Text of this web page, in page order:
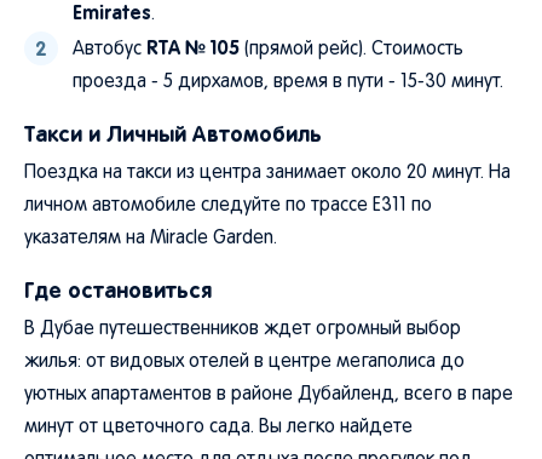
Emirates.
Автобус RTA № 105 (прямой рейс). Стоимость
проезда - 5 дирхамов, время в пути - 15-30 минут.
Такси и Личный Автомобиль
Поездка на такси из центра занимает около 20 минут. На
личном автомобиле следуйте по трассе E311 по
указателям на Miracle Garden.
Где остановиться
В Дубае путешественников ждет огромный выбор
жилья: от видовых отелей в центре мегаполиса до
уютных апартаментов в районе Дубайленд, всего в паре
минут от цветочного сада. Вы легко найдете